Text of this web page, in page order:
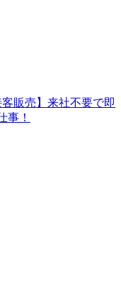
販売】来社不要で即
事！